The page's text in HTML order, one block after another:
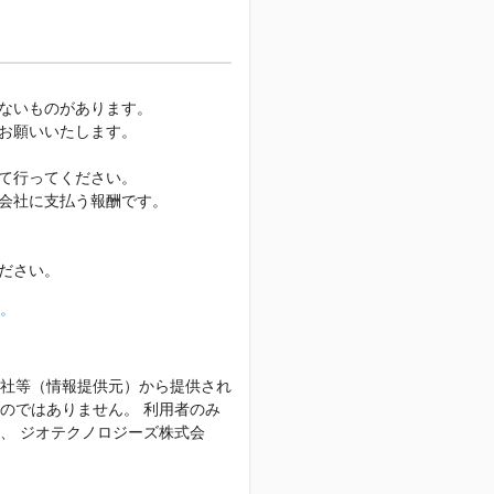
いものがあります。
願いいたします。
行ってください。
に支払う報酬です。
さい。
等（情報提供元）から提供され
ではありません。 利用者のみ
ジオテクノロジーズ株式会